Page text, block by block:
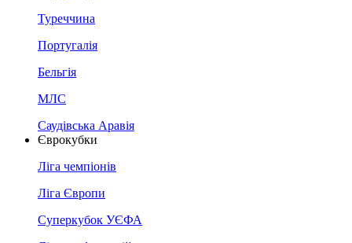
Туреччина
Португалія
Бельгія
МЛС
Саудівська Аравія
Єврокубки
Ліга чемпіонів
Ліга Європи
Суперкубок УЄФА